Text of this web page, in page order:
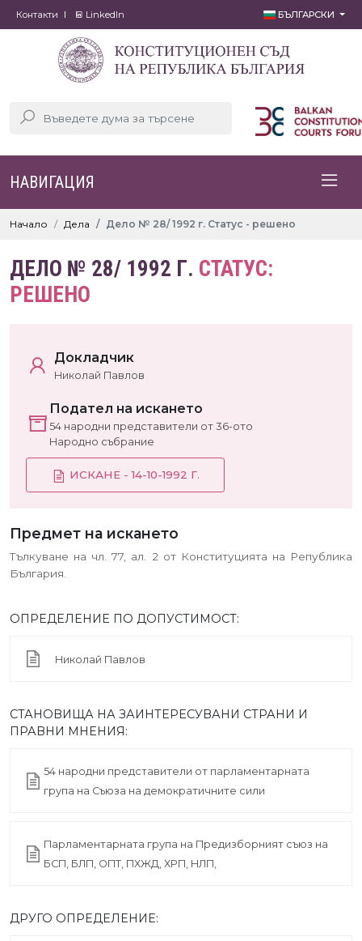
Контакти LinkedIn БЪЛГАРСКИ
НАВИГАЦИЯ
Начало Дела Дело № 28/ 1992 г. Статус - решено
ДЕЛО № 28/ 1992 Г. СТАТУС:
РЕШЕНО
Докладчик
Николай Павлов
Подател на искането
54 народни представители от 36-ото
Народно събрание
ИСКАНЕ - 14-10-1992 Г.
Предмет на искането
Тълкуване на чл. 77, ал. 2 от Конституцията на Република
България.
ОПРЕДЕЛЕНИЕ ПО ДОПУСТИМОСТ:
Николай Павлов
СТАНОВИЩА НА ЗАИНТЕРЕСУВАНИ СТРАНИ И
ПРАВНИ МНЕНИЯ:
54 народни представители от парламентарната
група на Съюза на демократичните сили
Парламентарната група на Предизборният съюз на
БСП, БЛП, ОПТ, ПХЖД, ХРП, НЛП,
ДРУГО ОПРЕДЕЛЕНИЕ: